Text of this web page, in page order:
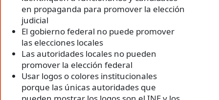
en propaganda para promover la elección
judicial
El gobierno federal no puede promover
las elecciones locales
Las autoridades locales no pueden
promover la elección federal
Usar logos o colores institucionales
porque las únicas autoridades que